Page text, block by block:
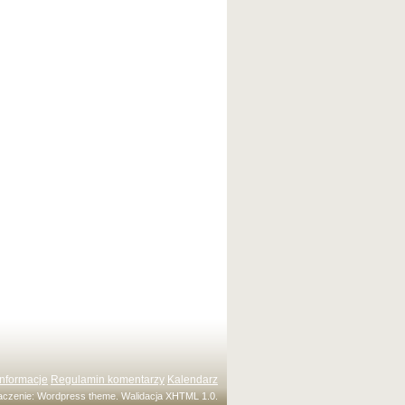
Regulamin komentarzy Kalendarz
Wordpress theme. WalidacjaXHTML 1.0.